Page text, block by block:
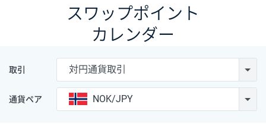
スワップポイント
カレンダー
取引 対円通貨取引
通貨ペア NOK/JPY